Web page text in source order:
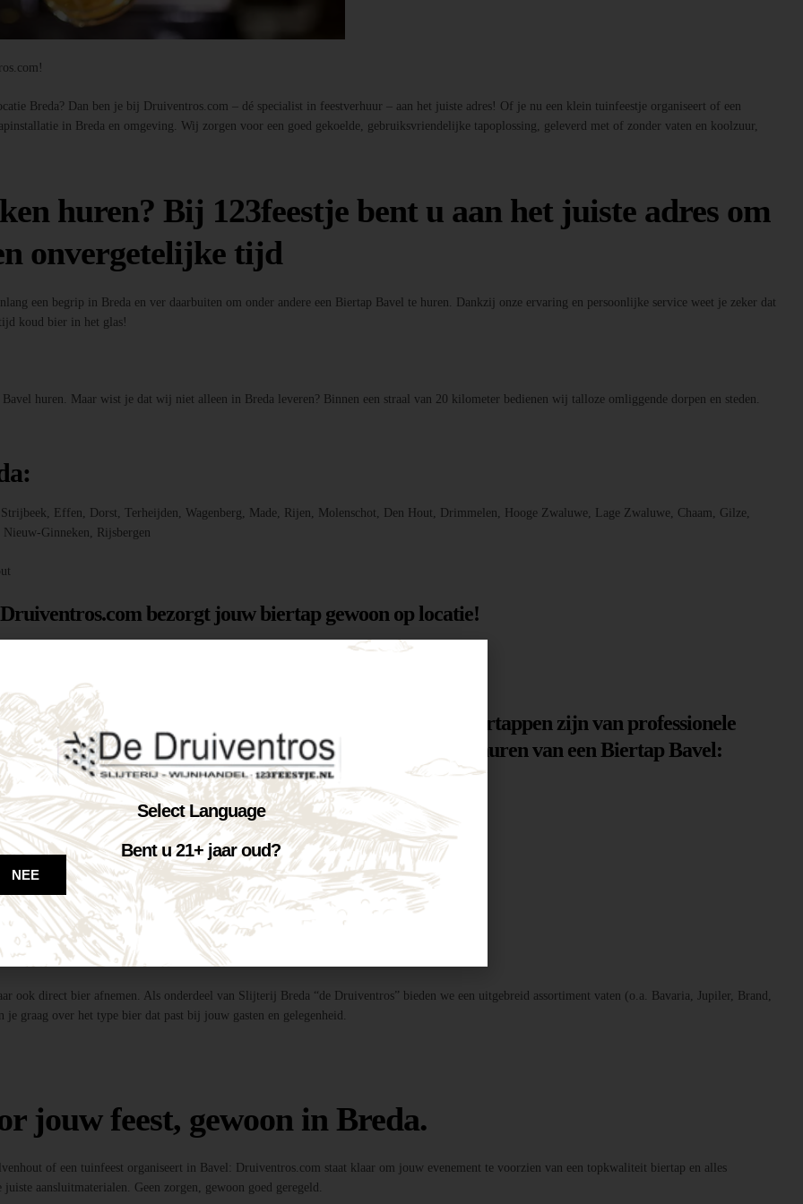
Breda? Dan ben je bij Druiventros.com – dé specialist in feestverhuur – aan het juiste adres! Of je nu een klein tuinfeestje organiseert of een
in Breda en omgeving. Wij zorgen voor een goed gekoelde, gebruiksvriendelijke tapoplossing, geleverd met of zonder vaten en koolzuur,
huren? Bij 123feestje bent u aan het juiste adres om
onvergetelijke tijd
een begrip in Breda en ver daarbuiten om onder andere een Biertap Bavel te huren. Dankzij onze ervaring en persoonlijke service weet je zeker dat
koud bier in het glas!
huren. Maar wist je dat wij niet alleen in Breda leveren? Binnen een straal van 20 kilometer bedienen wij talloze omliggende dorpen en steden.
Effen, Dorst, Terheijden, Wagenberg, Made, Rijen, Molenschot, Den Hout, Drimmelen, Hooge Zwaluwe, Lage Zwaluwe, Chaam, Gilze,
Ginneken, Rijsbergen
bezorgt jouw biertap gewoon op locatie!
om jouw feest of evenement te laten slagen. Onze biertappen zijn van professionele
als intieme tuinfeestjes. Enkele voordelen voor het huren van een Biertap Bavel:
een perfect koud biertje binnen handbereik.
tapinstallaties inclusief fusten, koolzuur en onderstel.
profiteer je van de beste deal én topkwaliteit bier.
feestverlichting, photobooths en meer!
direct bier afnemen. Als onderdeel van Slijterij Breda “de Druiventros” bieden we een uitgebreid assortiment vaten (o.a. Bavaria, Jupiler, Brand,
graag over het type bier dat past bij jouw gasten en gelegenheid.
jouw feest, gewoon in Breda.
of een tuinfeest organiseert in Bavel: Druiventros.com staat klaar om jouw evenement te voorzien van een topkwaliteit biertap en alles
aansluitmaterialen. Geen zorgen, gewoon goed geregeld.
Select Language
Bent u 21+ jaar oud?
NEE